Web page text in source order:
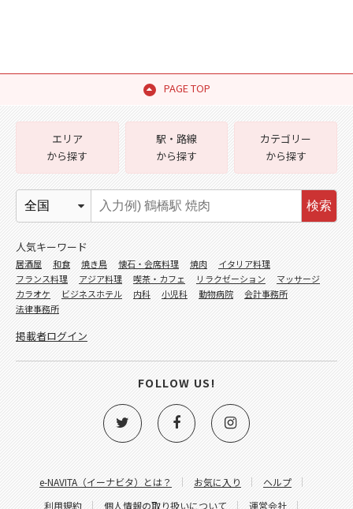
PAGE TOP
e-NAVITA（イーナビタ）とは？ お気に入り
ヘルプ
利用規約
個人情報の取り扱いについて 運営会社
エリア
から探す
駅・路線
から探す
カテゴリー
から探す
検索
人気キーワード
居酒屋 和食 焼き鳥 懐石・会席料理 焼肉
イタリア料理
フランス料理
アジア料理 喫茶・カフェ リラクゼーション
マッサージ
カラオケ
ビジネスホテル 内科 小児科 動物病院
会計事務所
法律事務所
掲載者ログイン
FOLLOW US!